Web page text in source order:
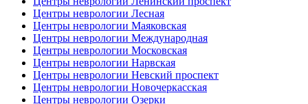
Центры неврологии Лесная
Центры неврологии Маяковская
Центры неврологии Международная
Центры неврологии Московская
Центры неврологии Нарвская
Центры неврологии Невский проспект
Центры неврологии Новочеркасская
Центры неврологии Озерки